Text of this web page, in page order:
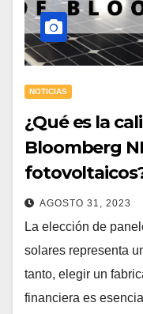
NOTICIAS
¿Qué es la
Bloomberg
AGOSTO 31, 2023
La elección de
solares representa
tanto, elegir un
financiera es